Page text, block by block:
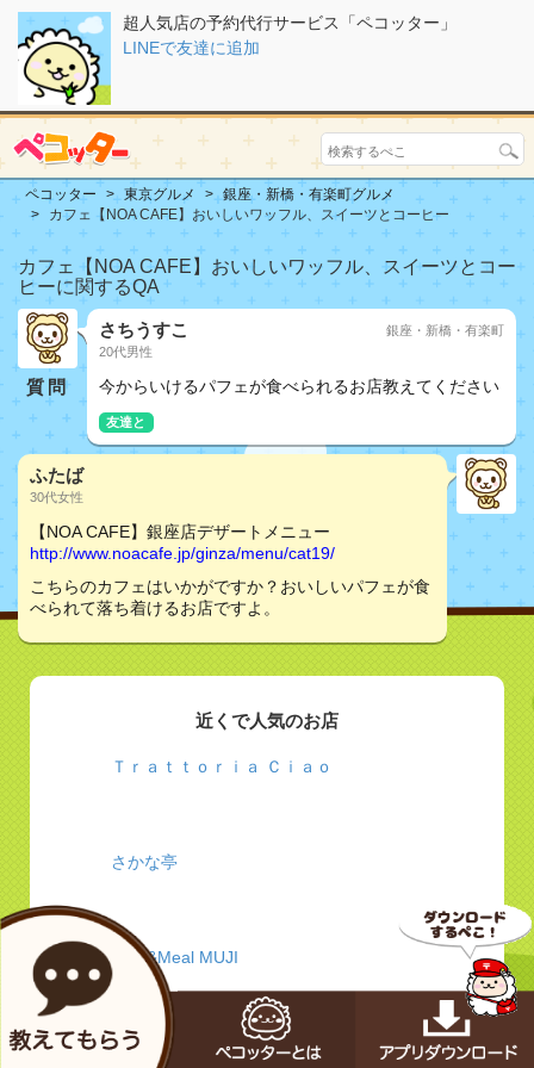
超人気店の予約代行サービス「ペコッター」
LINEで友達に追加
ペコッター 東京グルメ
銀座・新橋・有楽町グルメ
カフェ【NOA CAFE】おいしいワッフル、スイーツとコーヒー
カフェ【NOA CAFE】おいしいワッフル、スイーツとコー
ヒーに関するQA
質問
さちうすこ
20代男性
銀座・新橋・有楽町
今からいけるパフェが食べられるお店教えてください
友達と
ふたば
30代女性
【NOA CAFE】銀座店デザートメニュー
http://www.noacafe.jp/ginza/menu/cat19/
こちらのカフェはいかがですか？おいしいパフェが食
べられて落ち着けるお店ですよ。
近くで人気のお店
Ｔｒａｔｔｏｒｉａ Ｃｉａｏ
さかな亭
Café&Meal MUJI
チムニー株式会社 | 店舗情報 | 「はなの舞」「さか